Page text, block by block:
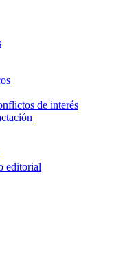
de interés
editorial